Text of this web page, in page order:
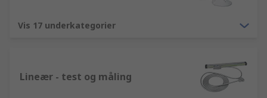
test- og sikkerhedsudstyr produktsortiment, som
inkluderer alt fra Test- og måleudstyr til Test- og
måleudstyr produktguides og vejledninger der
nemt kan downloades, og det er nemt at kontakte
Vis 17 underkategorier
Lineær - test og måling